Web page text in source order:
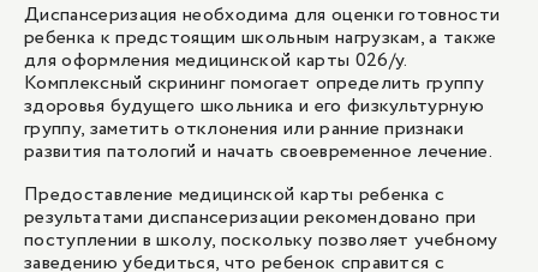
Консультация детского эндокринолога, к.м.н./
доцент/ведущий специалист
5 300 ₽
Консультация детского уролога-андролога
Консультация педиатра
2 700 ₽
Консультация детского эндокринолога на дому
5 900 ₽
Консультация детского эндокринолога, к.м.н./
доцент/ведущий специалист
5 300 ₽
2 900 ₽
Консультация педиатра
2 700 ₽
Консультация детского эндокринолога, к.м.н./
доцент/ведущий специалист
5 300 ₽
Диспансеризация необходима для оценки готовности
ребенка к предстоящим школьным нагрузкам, а также
для оформления медицинской карты 026/у.
Комплексный скрининг помогает определить группу
здоровья будущего школьника и его физкультурную
группу, заметить отклонения или ранние признаки
развития патологий и начать своевременное лечение.
Предоставление медицинской карты ребенка с
результатами диспансеризации рекомендовано при
поступлении в школу, поскольку позволяет учебному
заведению убедиться, что ребенок справится с